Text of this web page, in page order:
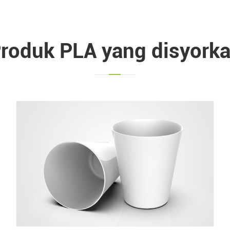
PLA yang